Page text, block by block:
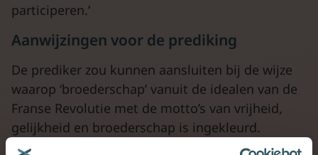
participeren.’
Aanwijzingen voor de prediking
De prediker zou kunnen aansluiten bij de wijze
waarop ‘broederschap’ vanuit de idealen van de
Franse Revolutie met de motto’s van vrijheid,
gelijkheid en broederschap is ingekleurd.
‘Alle Menschen werden Brüder’, schreef Friedrich